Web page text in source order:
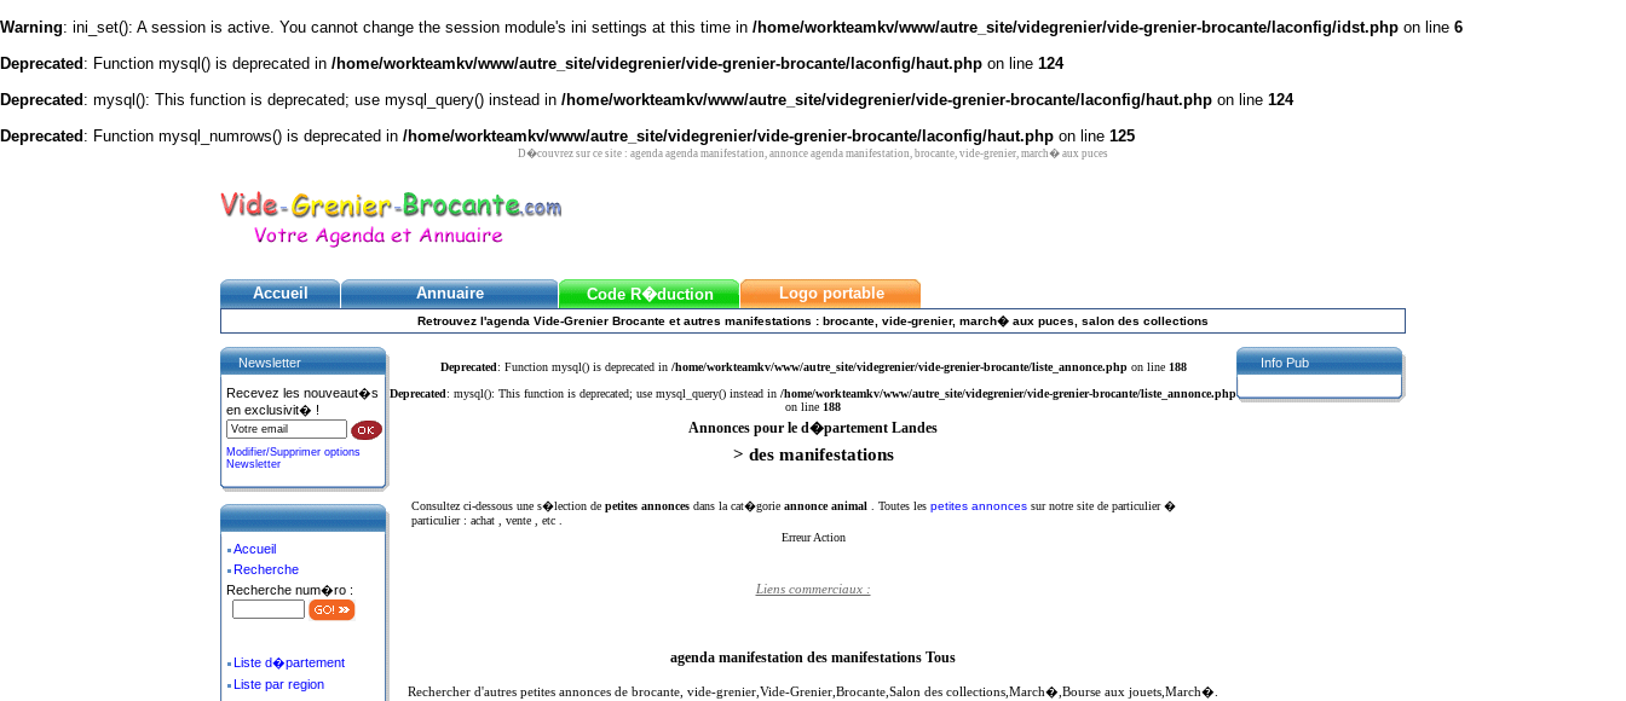
Warning: ini_set(): A session is active. You cannot change the session module's ini settings at this time in /home/workteamkv/www/autre_site/videgrenier/vide-grenier-brocante/laconfig/idst.php on line 6
Deprecated : Function mysql() is deprecated in /home/workteamkv/www/autre_site/videgrenier/vide-grenier-brocante/laconfig/haut.php on line 124
Deprecated : mysql(): This function is deprecated; use mysql_query() instead in /home/workteamkv/www/autre_site/videgrenier/vide-grenier-brocante/laconfig/haut.php on line 124
Deprecated : Function mysql_numrows() is deprecated in /home/workteamkv/www/autre_site/videgrenier/vide-grenier-brocante/laconfig/haut.php on line 125
D�couvrez sur ce site : agenda agenda manifestation, annonce agenda manifestation, brocante, vide-grenier, march� aux puces
Accueil Annuaire Code R�duction Logo portable
Retrouvez l'agenda Vide-Grenier Brocante et autres manifestations : brocante, vide-grenier, march� aux puces, salon des collections
Deprecated: Function mysql() is deprecated in /home/workteamkv/www/autre_site/videgrenier/vide-grenier-brocante/liste_annonce.phpon line 188
Deprecated: mysql(): This function is deprecated; use mysql_query() instead in /home/workteamkv/www/autre_site/videgrenier/vide-grenier-brocante/liste_annonce.php
on line 188
Annonces pour le d�partement Landes
> des manifestations
Consultez ci-dessous une s�lection de petites annonces dans la cat�gorie annonce animal . Toutes les petites annonces sur notre site de particulier �
particulier : achat , vente , etc .
Erreur Action
Liens commerciaux :
agenda manifestation des manifestations Tous
Rechercher d'autres petites annonces de brocante, vide-grenier,Vide-Grenier,Brocante,Salon des collections,March�,Bourse aux jouets,March�.
Newsletter
Recevez les nouveaut�s
en exclusivit� !
Modifier/Supprimer options
Newsletter
Accueil
Recherche
Recherche num�ro :
Liste d�partement
Liste par region
Info Pub